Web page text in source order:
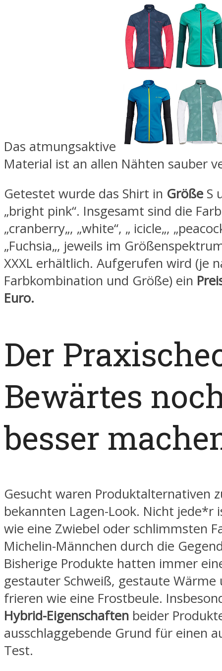
Das atmungsaktive
Material ist an allen Nähten sauber
Getestet wurde das Shirt in Größe S
„bright pink“. Insgesamt sind die
„cranberry„, „white“, „ icicle„, „
„Fuchsia„, jeweils im
XXXL erhältlich. Aufgerufen wird (je
Farbkombination und Größe) ein
Euro.
Der
Bewärtes
besser
Gesucht waren Produktalternativen
bekannten Lagen-Look. Nicht jede*r
wie eine Zwiebel oder schlimmsten
Michelin-Männchen durch die
Bisherige Produkte hatten immer
gestauter Schweiß, gestaute
frieren wie eine Frostbeule.
Hybrid-Eigenschaften beider
ausschlaggebende Grund für einen
Test.